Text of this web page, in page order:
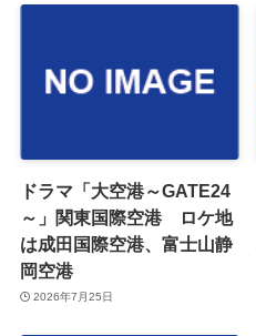
ドラマ「大空港～GATE24
～」関東国際空港 ロケ地
は成田国際空港、富士山静
岡空港
2026年7月25日